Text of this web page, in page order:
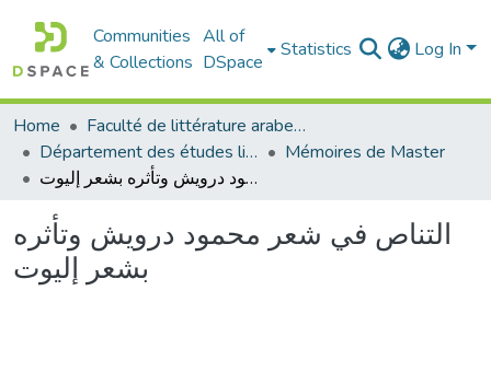
Communities
& Collections
All of
DSpace
Statistics Log In
Home
Faculté de littérature arabe et des arts
Département des études littéraires et critiques
Mémoires de Master
التناص في شعر محمود درويش وتأثره بشعر إليوت
التناص في شعر محمود درويش وتأثره
بشعر إليوت